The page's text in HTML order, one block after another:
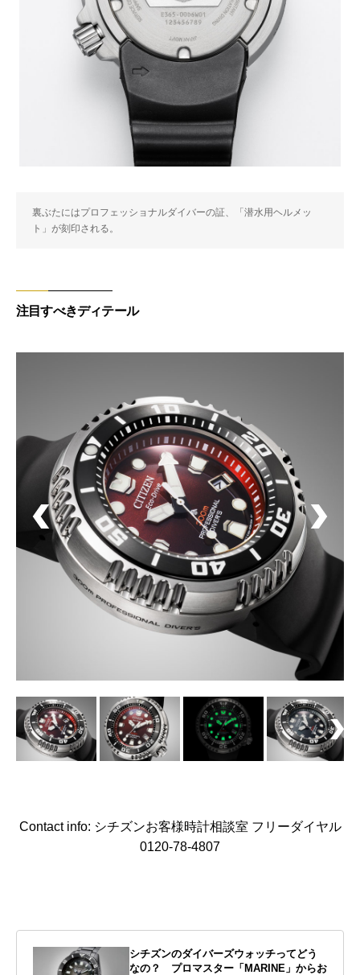
裏ぶたにはプロフェッショナルダイバーの証、「潜水用ヘルメッ
ト」が刻印される。
注目すべきディテール
Contact info: シチズンお客様時計相談室 フリーダイヤル
0120-78-4807
シチズンのダイバーズウォッチってどう
なの？ プロマスター「MARINE」からお